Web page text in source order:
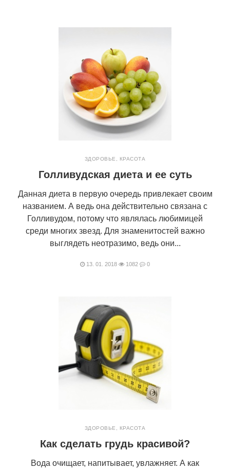
ЗДОРОВЬЕ КРАСОТА
Голливудская диета и ее суть
Данная диета в первую очередь привлекает своим
названием. А ведь она действительно связана с
Голливудом, потому что являлась любимицей
среди многих звезд. Для знаменитостей важно
выглядеть неотразимо, ведь они...
13. 01. 2018 1082 0
ЗДОРОВЬЕ КРАСОТА
Как сделать грудь красивой?
Вода очищает, напитывает, увлажняет. А как